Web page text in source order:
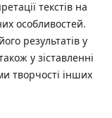
текстів на
особливостей.
результатів у
у зіставленні
творчості інших